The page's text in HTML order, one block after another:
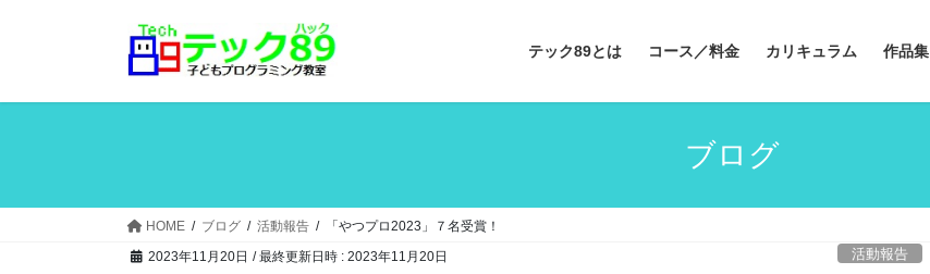
テック89とは コース／料金 カリキュラム 作品集
ブログ
HOME ブログ 活動報告
「やつプロ2023」７名受賞！
2023年11月20日 / 最終更新日時 : 2023年11月20日 活動報告